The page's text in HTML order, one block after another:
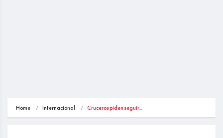
Home Internacional Cruceros piden seguir…